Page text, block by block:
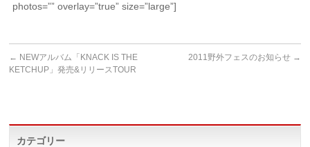
photos=”” overlay=”true” size=”large”]
← NEWアルバム「KNACK IS THE
KETCHUP」発売&リリースTOUR
2011野外フェスのお知らせ →
カテゴリー